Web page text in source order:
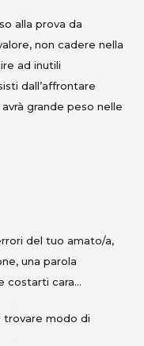
alla prova da
non cadere nella
ad inutili
dall’affrontare
grande peso nelle
del tuo amato/a,
una parola
costarti cara…
trovare modo di